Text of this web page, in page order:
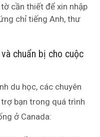
cần thiết để xin nhập
chỉ tiếng Anh, thư
chuẩn bị cho cuộc
du học, các chuyên
bạn trong quá trình
ở Canada: